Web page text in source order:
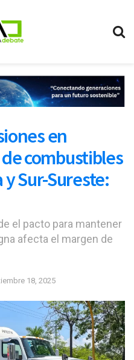
en
combustibles
Sur-Sureste:
el pacto para mantener
afecta el margen de
18, 2025